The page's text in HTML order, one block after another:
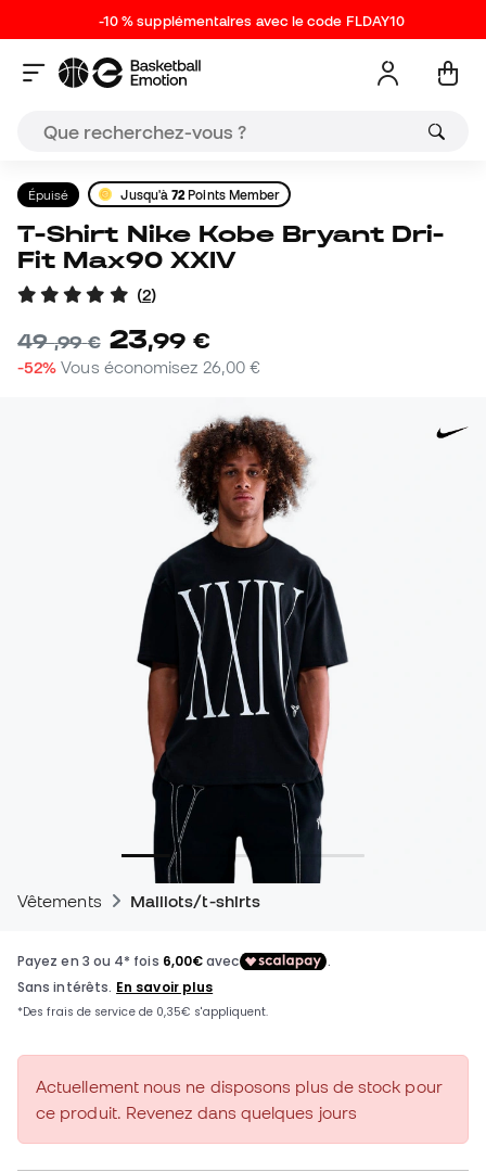
-10 % supplémentaires avec le code FLDAY10
Épuisé Jusqu'à72 Points Member
T-Shirt Nike Kobe Bryant Dri-
Fit Max90 XXIV
(2)
49,99 € 23,99 €
-52% Vous économisez 26,00 €
Vêtements Maillots/t-shirts
Actuellement nous ne disposons plus de stock pour
ce produit. Revenez dans quelques jours